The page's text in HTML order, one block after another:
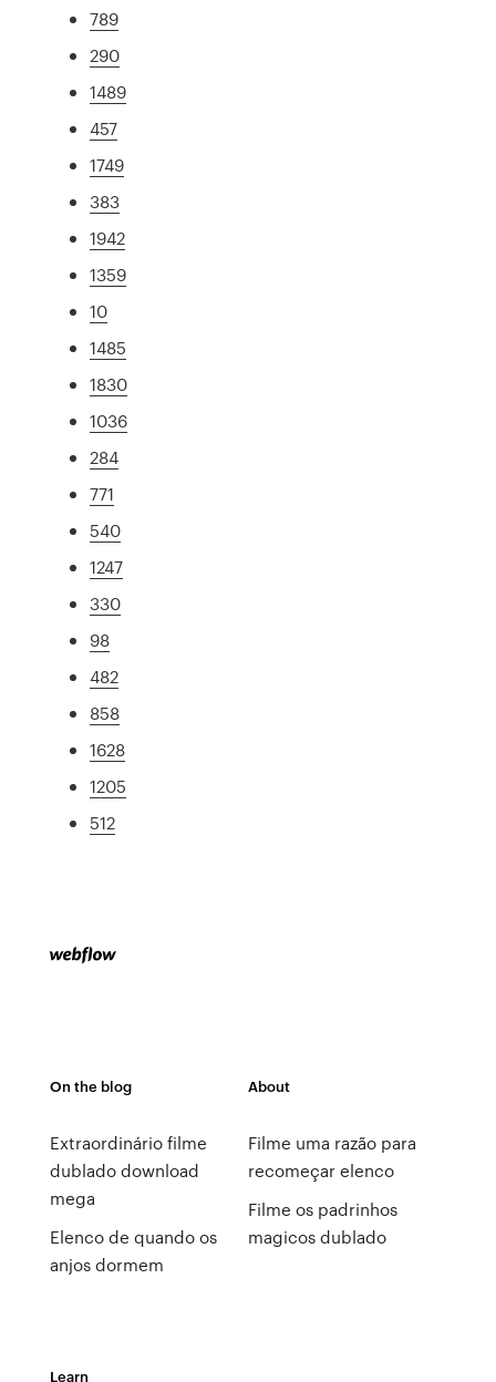
789
290
1489
457
1749
383
1942
1359
10
1485
1830
1036
284
771
540
1247
330
98
482
858
1628
1205
512
On the blog
Extraordinário filme
dublado download
mega
Elenco de quando os
anjos dormem
About
Filme uma razão para
recomeçar elenco
Filme os padrinhos
magicos dublado
Learn